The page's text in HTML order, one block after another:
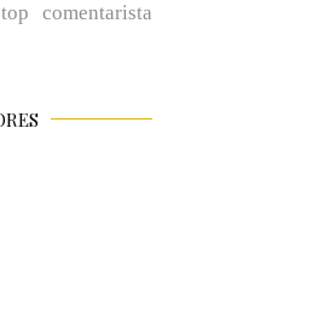
top comentarista